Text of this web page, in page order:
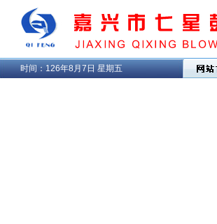
时间： 126年8月7日 星期五